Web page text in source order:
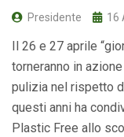
Presidente 16
Il 26 e 27 aprile
torneranno in
pulizia nel rispetto
questi anni ha
Plastic Free allo